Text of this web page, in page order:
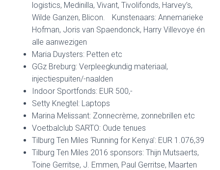
logistics, Medinilla, Vivant, Tivolifonds, Harvey’s,
Wilde Ganzen, Blicon. Kunstenaars: Annemarieke
Hofman, Joris van Spaendonck, Harry Villevoye én
alle aanwezigen
Maria Duysters: Petten etc
GGz Breburg: Verpleegkundig materiaal,
injectiespuiten/-naalden
Indoor Sportfonds: EUR 500,-
Setty Knegtel: Laptops
Marina Melissant: Zonnecrème, zonnebrillen etc
Voetbalclub SARTO: Oude tenues
Tilburg Ten Miles ‘Running for Kenya’: EUR 1.076,39
Tilburg Ten Miles 2016 sponsors: Thijn Mutsaerts,
Toine Gerritse, J. Emmen, Paul Gerritse, Maarten